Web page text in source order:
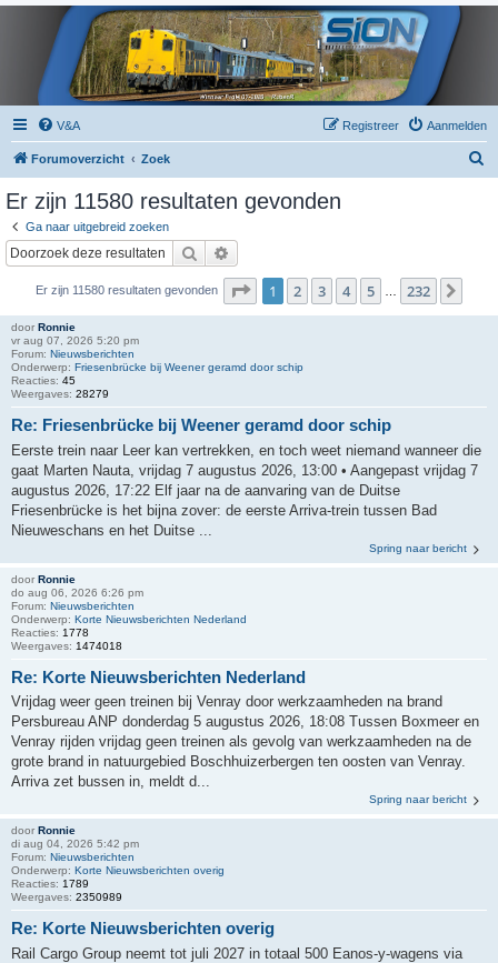
V&A Aanmelden
Registreer
Forumoverzicht Zoek
Er zijn 11580 resultaten gevonden
Ga naar uitgebreid zoeken
Zoek
Er zijn 11580 resultaten gevonden Pagina van 232
1 2 3 4 5 232
door Ronnie
vr aug 07, 2026 5:20 pm
Forum: Nieuwsberichten
Onderwerp: Friesenbrücke bij Weener geramd door schip
Reacties: 45
Weergaves: 28279
Re: Friesenbrücke bij Weener geramd door schip
Eerste trein naar Leer kan vertrekken, en toch weet niemand wanneer die
gaat Marten Nauta, vrijdag 7 augustus 2026, 13:00 • Aangepast vrijdag 7
augustus 2026, 17:22 Elf jaar na de aanvaring van de Duitse
Friesenbrücke is het bijna zover: de eerste Arriva-trein tussen Bad
Nieuweschans en het Duitse ...
Spring naar bericht
door Ronnie
do aug 06, 2026 6:26 pm
Forum: Nieuwsberichten
Onderwerp: Korte Nieuwsberichten Nederland
Reacties: 1778
Weergaves: 1474018
Re: Korte Nieuwsberichten Nederland
Vrijdag weer geen treinen bij Venray door werkzaamheden na brand
Persbureau ANP donderdag 5 augustus 2026, 18:08 Tussen Boxmeer en
Venray rijden vrijdag geen treinen als gevolg van werkzaamheden na de
grote brand in natuurgebied Boschhuizerbergen ten oosten van Venray.
Arriva zet bussen in, meldt d...
Spring naar bericht
door Ronnie
di aug 04, 2026 5:42 pm
Forum: Nieuwsberichten
Onderwerp: Korte Nieuwsberichten overig
Reacties: 1789
Weergaves: 2350989
Re: Korte Nieuwsberichten overig
Rail Cargo Group neemt tot juli 2027 in totaal 500 Eanos-y-wagens via